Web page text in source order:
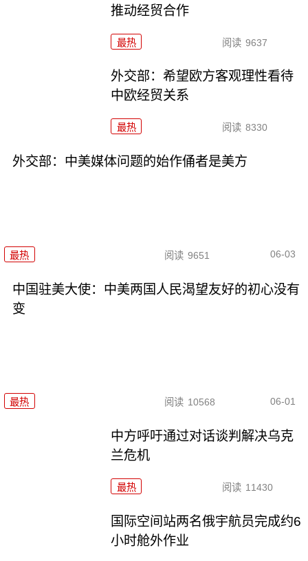
推动经贸合作
最热 阅读 9637
外交部：希望欧方客观理性看待
中欧经贸关系
最热 阅读 8330
外交部：中美媒体问题的始作俑者是美方
最热 阅读 9651 06-03
中国驻美大使：中美两国人民渴望友好的初心没有
变
最热 阅读 10568 06-01
中方呼吁通过对话谈判解决乌克
兰危机
最热 阅读 11430
国际空间站两名俄宇航员完成约6
小时舱外作业